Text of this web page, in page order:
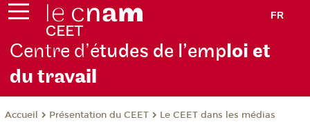
FR
Centre d’études de l’emploi et
du travail
Accueil Présentation du CEET Le CEET dans les médias